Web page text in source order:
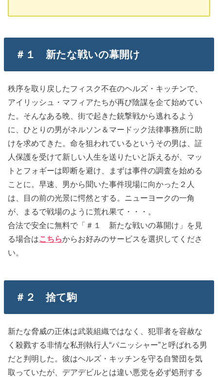
＃１ 新たな戦いの幕開け
秩序を取り戻したフィスク不在のヘルズ・キッチンで、
アイリッシュ・マフィアたちが再び陰謀を企て始めてい
た。そんなある晩、街で起きた銃撃戦から逃れるよう
に、ひとりの男がネルソン＆マードック法律事務所に助
けを求めてきた。命を狙われているというその男は、証
人保護を受けて新しい人生を送りたいと訴えるが、マッ
トとフォギーは即断を避け、まずは事件の調査を始める
ことに。早速、男から聞いた事件現場に向かった２人
は、目の前の光景に愕然とする。ニューヨークの一角
が、まるで戦場のように荒れ果て・・・。
合法で安全に無料で「＃１ 新たな戦いの幕開け」を見
る場合はこちらからお好みのサービスを選択してくださ
い。
＃２ 捨て駒
新たな脅威の正体は武装組織ではなく、犯罪者を容赦な
く殺戮する非情な私刑執行人“パニッシャー”と呼ばれる男
だと判明した。彼はヘルズ・キッチンを守る自警団を気
取っていたが、デアデビルとは違い悪党を必ず処刑する